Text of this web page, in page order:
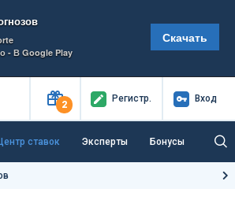
- В Google Play
Скачать
2
Регистр. Вход
ставок Эксперты Бонусы